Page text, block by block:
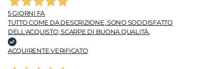
5 GIORNI FA
TUTTO COME DA DESCRIZIONE, SONO SODDISFATTO
DELL'ACQUISTO, SCARPE DI BUONA QUALITÀ.
ACQUIRENTE VERIFICATO